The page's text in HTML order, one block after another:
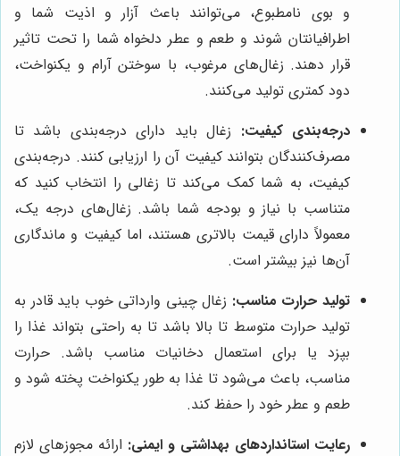
و بوی نامطبوع، می‌توانند باعث آزار و اذیت شما و
اطرافیانتان شوند و طعم و عطر دلخواه شما را تحت تاثیر
قرار دهند. زغال‌های مرغوب، با سوختن آرام و یکنواخت،
دود کمتری تولید می‌کنند.
درجه‌بندی کیفیت: زغال باید دارای درجه‌بندی باشد تا
مصرف‌کنندگان بتوانند کیفیت آن را ارزیابی کنند. درجه‌بندی
کیفیت، به شما کمک می‌کند تا زغالی را انتخاب کنید که
متناسب با نیاز و بودجه شما باشد. زغال‌های درجه یک،
معمولاً دارای قیمت بالاتری هستند، اما کیفیت و ماندگاری
آن‌ها نیز بیشتر است.
تولید حرارت مناسب: زغال چینی وارداتی خوب باید قادر به
تولید حرارت متوسط تا بالا باشد تا به راحتی بتواند غذا را
بپزد یا برای استعمال دخانیات مناسب باشد. حرارت
مناسب، باعث می‌شود تا غذا به طور یکنواخت پخته شود و
طعم و عطر خود را حفظ کند.
رعایت استانداردهای بهداشتی و ایمنی: ارائه مجوزهای لازم